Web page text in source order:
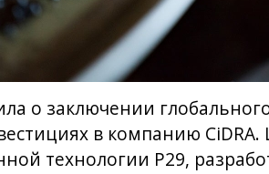
о заключении
в компанию
технологии P29,